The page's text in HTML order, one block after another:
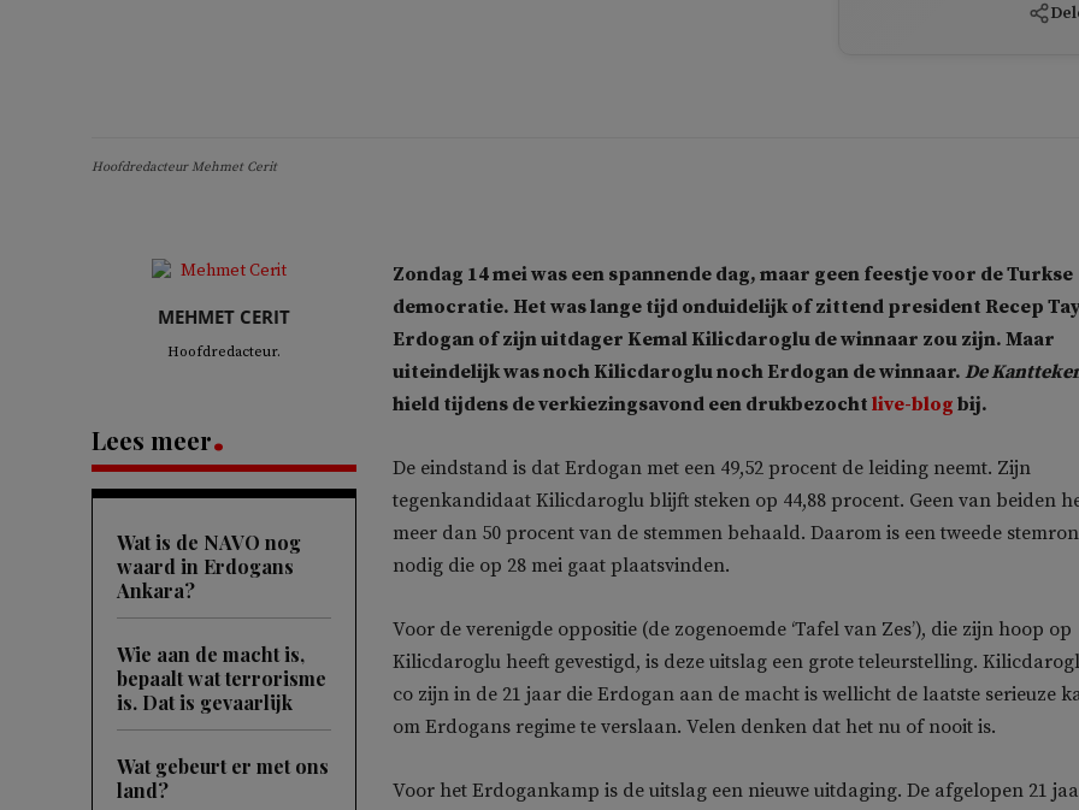
Hoofdredacteur Mehmet Cerit
MEHMET CERIT
Hoofdredacteur.
Lees meer
Wat is de NAVO nog
waard in Erdogans
Ankara?
Wie aan de macht is,
bepaalt wat terrorisme
is. Dat is gevaarlijk
Wat gebeurt er met ons
land?
Zondag 14 mei was een spannende dag, maar geen feestje voor de Turkse
democratie. Het was lange tijd onduidelijk of zittend president Recep
Erdogan of zijn uitdager Kemal Kilicdaroglu de winnaar zou zijn. Maar
uiteindelijk was noch Kilicdaroglu noch Erdogan de winnaar. De
hield tijdens de verkiezingsavond een drukbezocht live-blog bij.
De eindstand is dat Erdogan met een 49,52 procent de leiding neemt. Zijn
tegenkandidaat Kilicdaroglu blijft steken op 44,88 procent. Geen van beiden
meer dan 50 procent van de stemmen behaald. Daarom is een tweede
nodig die op 28 mei gaat plaatsvinden.
Voor de verenigde oppositie (de zogenoemde ‘Tafel van Zes’), die zijn hoop op
Kilicdaroglu heeft gevestigd, is deze uitslag een grote teleurstelling.
co zijn in de 21 jaar die Erdogan aan de macht is wellicht de laatste serieuze
om Erdogans regime te verslaan. Velen denken dat het nu of nooit is.
Voor het Erdogankamp is de uitslag een nieuwe uitdaging. De afgelopen 21